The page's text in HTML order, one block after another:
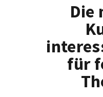
Die
für